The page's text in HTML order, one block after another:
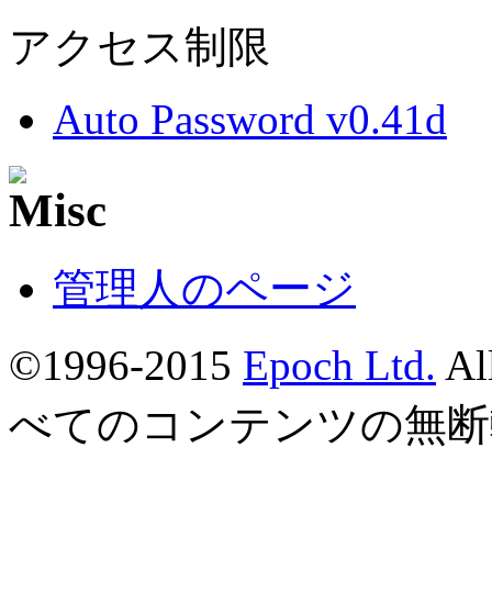
アクセス制限
Auto Password v0.41d
管理人のページ
©1996-2015 Epoch Ltd.
べてのコンテンツの無